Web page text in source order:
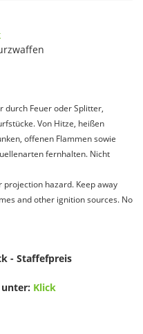
durch Feuer oder Splitter,
Von Hitze, heißen
offenen Flammen sowie
fernhalten. Nicht
projection hazard. Keep away
and other ignition sources. No
- Staffefpreis
Klick